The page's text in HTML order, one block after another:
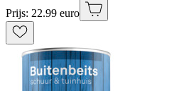
Prijs: 22.99 euro